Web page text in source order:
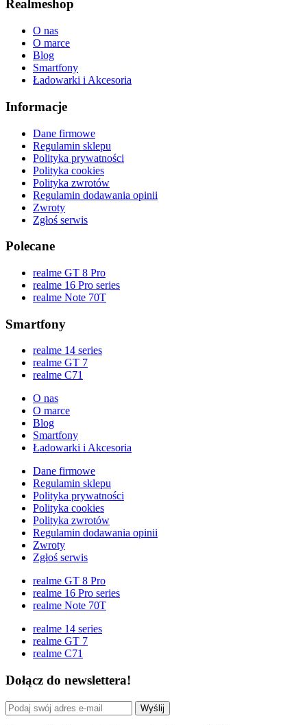
Realmeshop
O nas
O marce
Blog
Smartfony
Ładowarki i Akcesoria
Informacje
Dane firmowe
Regulamin sklepu
Polityka prywatności
Polityka cookies
Polityka zwrotów
Regulamin dodawania opinii
Zwroty
Zgłoś serwis
Polecane
realme GT 8 Pro
realme 16 Pro series
realme Note 70T
Smartfony
realme 14 series
realme GT 7
realme C71
O nas
O marce
Blog
Smartfony
Ładowarki i Akcesoria
Dane firmowe
Regulamin sklepu
Polityka prywatności
Polityka cookies
Polityka zwrotów
Regulamin dodawania opinii
Zwroty
Zgłoś serwis
realme GT 8 Pro
realme 16 Pro series
realme Note 70T
realme 14 series
realme GT 7
realme C71
Dołącz do newslettera!
Wyślij